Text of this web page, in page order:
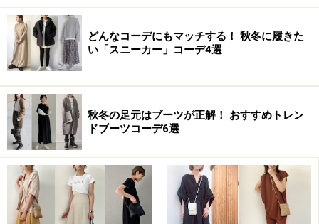
撥水フラットシューズ
撥水フラットシューズ 2990円（税込）／ 無印良品
どんなコーデにもマッチする！ 秋冬に履きた
い「スニーカー」コーデ4選
秋冬の足元はブーツが正解！ おすすめトレン
ドブーツコーデ6選